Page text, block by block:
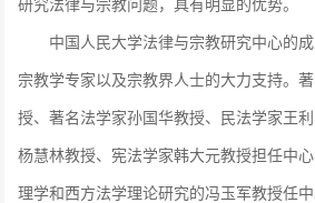
研究法律与宗教问题，具有明显的优势。
中国人民大学法律与宗教研究中心的成
宗教学专家以及宗教界人士的大力支持。
授、著名法学家孙国华教授、民法学家王
杨慧林教授、宪法学家韩大元教授担任中
理学和西方法学理论研究的冯玉军教授任中